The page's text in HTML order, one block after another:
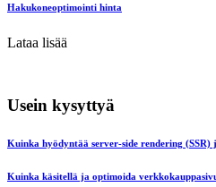
Hakukoneoptimointi hinta
Lataa lisää
Usein kysyttyä
Kuinka hyödyntää server-side rendering (SSR)
Kuinka käsitellä ja optimoida